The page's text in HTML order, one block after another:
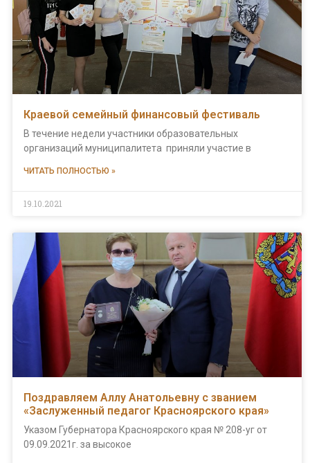
Краевой семейный финансовый фестиваль
В течение недели участники образовательных
организаций муниципалитета приняли участие в
ЧИТАТЬ ПОЛНОСТЬЮ »
19.10.2021
Поздравляем Аллу Анатольевну с званием
«Заслуженный педагог Красноярского края»
Указом Губернатора Красноярского края № 208-уг от
09.09.2021г. за высокое